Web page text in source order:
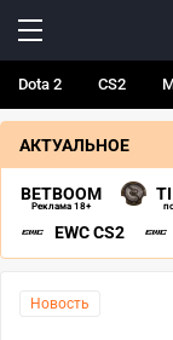
Dota 2 CS2
АКТУАЛЬНОЕ
BETBOOM
Реклама 18+
EWC CS2
Новость